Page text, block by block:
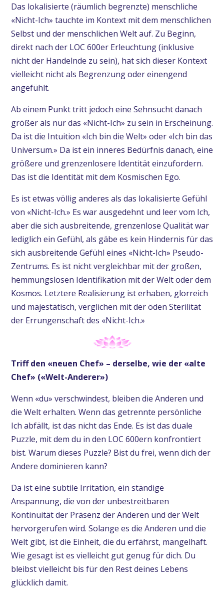
Das lokalisierte (räumlich begrenzte) menschliche
«Nicht-Ich» tauchte im Kontext mit dem menschlichen
Selbst und der menschlichen Welt auf. Zu Beginn,
direkt nach der LOC 600er Erleuchtung (inklusive
nicht der Handelnde zu sein), hat sich dieser Kontext
vielleicht nicht als Begrenzung oder einengend
angefühlt.
Ab einem Punkt tritt jedoch eine Sehnsucht danach
größer als nur das «Nicht-Ich» zu sein in Erscheinung.
Da ist die Intuition «Ich bin die Welt» oder «Ich bin das
Universum.» Da ist ein inneres Bedürfnis danach, eine
größere und grenzenlosere Identität einzufordern.
Das ist die Identität mit dem Kosmischen Ego.
Es ist etwas völlig anderes als das lokalisierte Gefühl
von «Nicht-Ich.» Es war ausgedehnt und leer vom Ich,
aber die sich ausbreitende, grenzenlose Qualität war
lediglich ein Gefühl, als gäbe es kein Hindernis für das
sich ausbreitende Gefühl eines «Nicht-Ich» Pseudo-
Zentrums. Es ist nicht vergleichbar mit der großen,
hemmungslosen Identifikation mit der Welt oder dem
Kosmos. Letztere Realisierung ist erhaben, glorreich
und majestätisch, verglichen mit der öden Sterilität
der Errungenschaft des «Nicht-Ich.»
Triff den «neuen Chef» – derselbe, wie der «alte
Chef» («Welt-Anderer»)
Wenn «du» verschwindest, bleiben die Anderen und
die Welt erhalten. Wenn das getrennte persönliche
Ich abfällt, ist das nicht das Ende. Es ist das duale
Puzzle, mit dem du in den LOC 600ern konfrontiert
bist. Warum dieses Puzzle? Bist du frei, wenn dich der
Andere dominieren kann?
Da ist eine subtile Irritation, ein ständige
Anspannung, die von der unbestreitbaren
Kontinuität der Präsenz der Anderen und der Welt
hervorgerufen wird. Solange es die Anderen und die
Welt gibt, ist die Einheit, die du erfährst, mangelhaft.
Wie gesagt ist es vielleicht gut genug für dich. Du
bleibst vielleicht bis für den Rest deines Lebens
glücklich damit.